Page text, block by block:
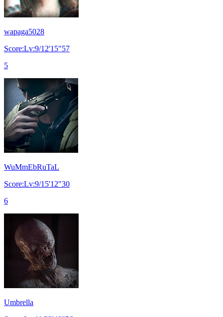
wapaga5028
Score:Lv:9/12'15"57
5
WuMmEbRuTaL
Score:Lv:9/15'12"30
6
Umbrella